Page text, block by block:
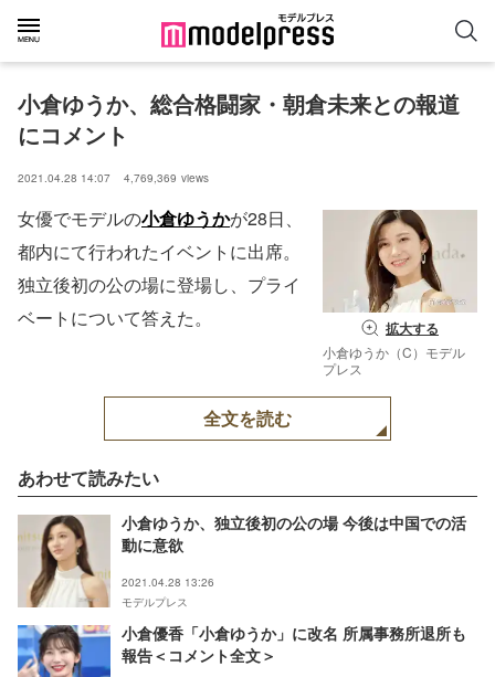
小倉ゆうか、総合格闘家・朝倉未来との報道
にコメント
2021.04.28 14:07 4,769,369 views
拡大する
小倉ゆうか（C）モデル
プレス
女優でモデルの小倉ゆうかが28日、
都内にて行われたイベントに出席。
独立後初の公の場に登場し、プライ
ベートについて答えた。
全文を読む
あわせて読みたい
小倉ゆうか、独立後初の公の場 今後は中国での活
動に意欲
2021.04.28 13:26
モデルプレス
小倉優香「小倉ゆうか」に改名 所属事務所退所も
報告＜コメント全文＞